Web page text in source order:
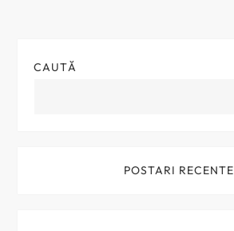
CAUTĂ
POSTARI RECENTE